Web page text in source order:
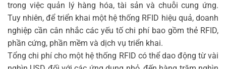
trong việc quản lý hàng hóa, tài sản và chuỗi cung ứng.
Tuy nhiên, để triển khai một hệ thống RFID hiệu quả, doanh
nghiệp cần cân nhắc các yếu tố chi phí bao gồm thẻ RFID,
phần cứng, phần mềm và dịch vụ triển khai.
Tổng chi phí cho một hệ thống RFID có thể dao động từ vài